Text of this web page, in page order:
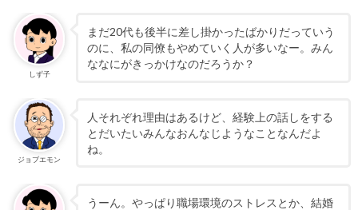
しず子
まだ20代も後半に差し掛かったばかりだっていう
のに、私の同僚もやめていく人が多いなー。みん
ななにがきっかけなのだろうか？
ジョブエモン
人それぞれ理由はあるけど、経験上の話しをする
とだいたいみんなおんなじようなことなんだよ
ね。
うーん。やっぱり職場環境のストレスとか、結婚